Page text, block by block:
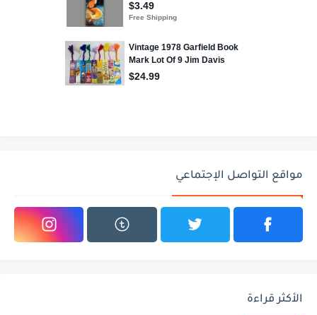
مواقع التواصل الإجتماعي
الأكثر قراءة